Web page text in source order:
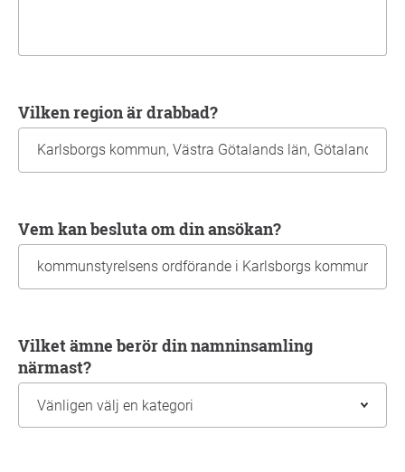
Vilken region är drabbad?
Vem kan besluta om din ansökan?
Vilket ämne berör din namninsamling
närmast?